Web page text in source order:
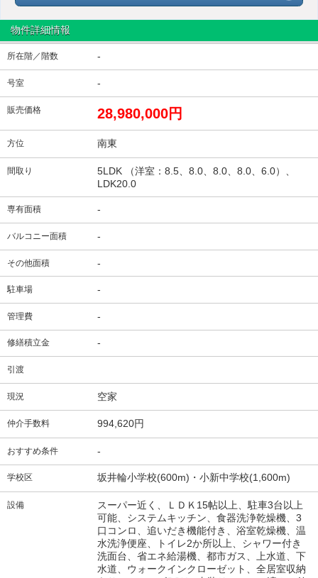
物件詳細情報
所在階／階数 -
号室 -
販売価格 28,980,000円
方位 南東
間取り
5LDK （洋室：8.5、8.0、8.0、8.0、6.0）、
LDK20.0
専有面積 -
バルコニー面積 -
その他面積 -
駐車場 -
管理費 -
修繕積立金 -
引渡
現況 空家
仲介手数料 994,620円
おすすめ条件 -
学校区 坂井輪小学校(600m)・小新中学校(1,600m)
設備
スーパー近く、ＬＤＫ15帖以上、駐車3台以上
可能、システムキッチン、食器洗浄乾燥機、3
口コンロ、追いだき機能付き、浴室乾燥機、温
水洗浄便座、トイレ2か所以上、シャワー付き
洗面台、省エネ給湯機、都市ガス、上水道、下
水道、ウォークインクローゼット、全居室収納